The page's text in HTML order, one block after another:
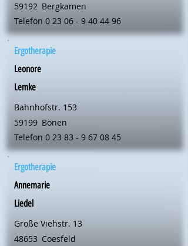
59192 Bergkamen
Telefon 0 23 06 - 9 40 44 96
Ergotherapie
Leonore
Lemke
Bahnhofstr. 153
59199 Bönen
Telefon 0 23 83 - 9 67 08 45
Ergotherapie
Annemarie
Liedel
Große Viehstr. 13
48653 Coesfeld